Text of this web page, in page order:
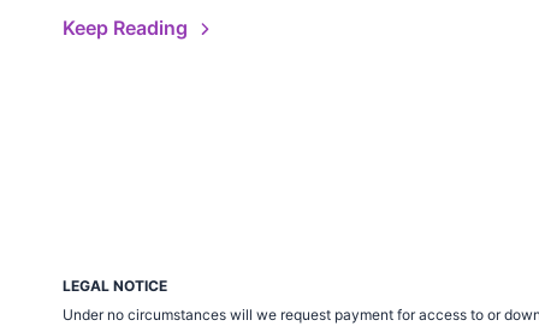
Keep Reading
LEGAL NOTICE
Under no circumstances will we request payment for access to or